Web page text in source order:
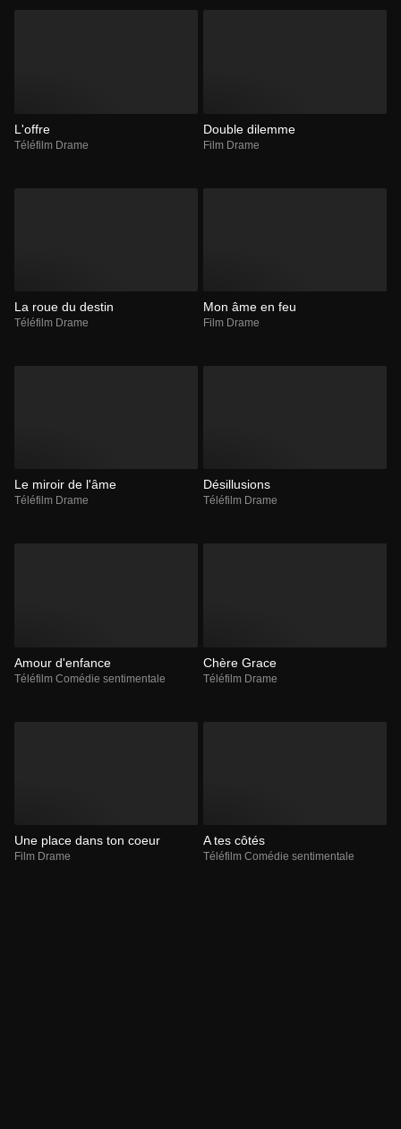
L'offre
Téléfilm Drame
Double dilemme
Film Drame
La roue du destin
Téléfilm Drame
Mon âme en feu
Film Drame
Le miroir de l'âme
Téléfilm Drame
Désillusions
Téléfilm Drame
Amour d'enfance
Téléfilm Comédie sentimentale
Chère Grace
Téléfilm Drame
Une place dans ton coeur
Film Drame
A tes côtés
Téléfilm Comédie sentimentale